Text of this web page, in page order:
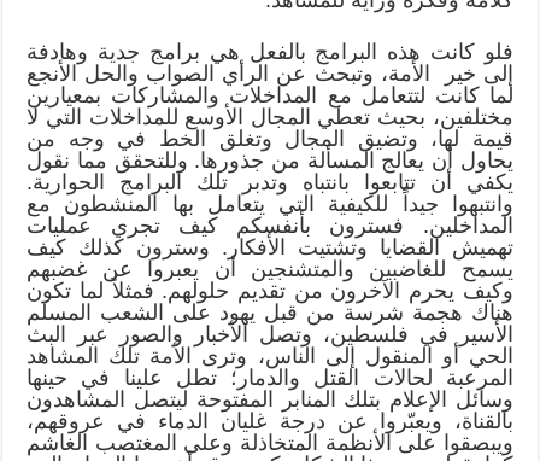
فلو كانت هذه البرامج بالفعل هي برامج جدية وهادفة
إلى خير الأمة، وتبحث عن الرأي الصواب والحل الأنجع
لما كانت لتتعامل مع المداخلات والمشاركات بمعيارين
مختلفين، بحيث تعطي المجال الأوسع للمداخلات التي لا
قيمة لها، وتضيق المجال وتغلق الخط في وجه من
يحاول أن يعالج المسألة من جذورها. وللتحقق مما نقول
يكفي أن تتابعوا بانتباه وتدبر تلك البرامج الحوارية.
وانتبهوا جيداً للكيفية التي يتعامل بها المنشطون مع
المداخلين. فسترون بأنفسكم كيف تجري عمليات
تهميش القضايا وتشتيت الأفكار. وسترون كذلك كيف
يسمح للغاضبين والمتشنجين أن يعبروا عن غضبهم
وكيف يحرم الآخرون من تقديم حلولهم. فمثلاً لما تكون
هناك هجمة شرسة من قبل يهود على الشعب المسلم
الأسير في فلسطين، وتصل الأخبار والصور عبر البث
الحي أو المنقول إلى الناس، وترى الأمة تلك المشاهد
المرعبة لحالات القتل والدمار؛ تطل علينا في حينها
وسائل الإعلام بتلك المنابر المفتوحة ليتصل المشاهدون
بالقناة، ويعبّروا عن درجة غليان الدماء في عروقهم،
ويبصقوا على الأنظمة المتخاذلة وعلى المغتصب الغاشم